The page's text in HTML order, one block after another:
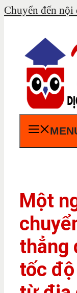
Chuyển đến nội
Một
thẳng
tốc